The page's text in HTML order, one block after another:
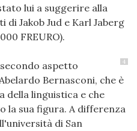
lui a suggerire alla
Jakob Jud e Karl Jaberg
FREURO).
4
aspetto
Bernasconi, che è
della linguistica e che
la sua figura. A differenza
di San